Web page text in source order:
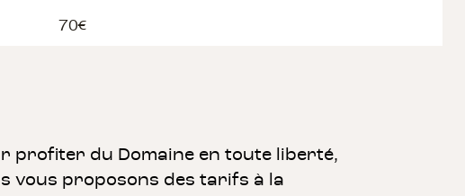
70€
profiter du Domaine en toute liberté,
vous proposons des tarifs à la